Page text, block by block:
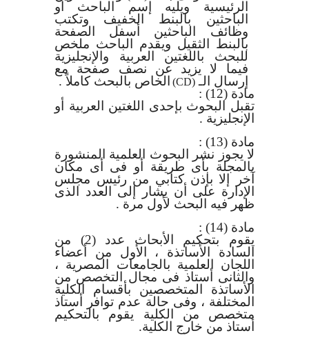
الرئيسية ويليه إسم الباحث أو
الباحثين بالبنط الخفيف وتكتب
وظائف الباحثين أسفل الصفحة
بالبنط الثقيل ويقدم الباحث ملخص
للبحث باللغتين العربية والإنجليزية
فيما لا يزيد عن نصف صفحة مع
إرسال الـ(CD) الخاص بالبحث كاملاً .
مادة (12)
:
تقبل البحوث بإحدى اللغتين العربية أو
الإنجليزية .
مادة (13)
:
لا يجوز نشر البحوث العلمية المنشورة
بالمجلة بأى طريقة أو فى أى مكان
آخر إلا بإذن كتابي من رئيس مجلس
الإدارة على أن يشار إلى العدد الذى
ظهر فيه البحث لأول مرة .
مادة (14)
:
يقوم بتحكيم الأبحاث عدد (2) من
السادة الأساتذة ، الأول من أعضاء
اللجان العلمية بالجامعات المصرية ،
والثانى أستاذ فى مجال التخصص من
الأساتذة المتخصصين بأقسام الكلية
المختلفة ، وفى حالة عدم توافر أستاذ
متخصص من الكلية يقوم بالتحكيم
أستاذ من خارج الكلية.